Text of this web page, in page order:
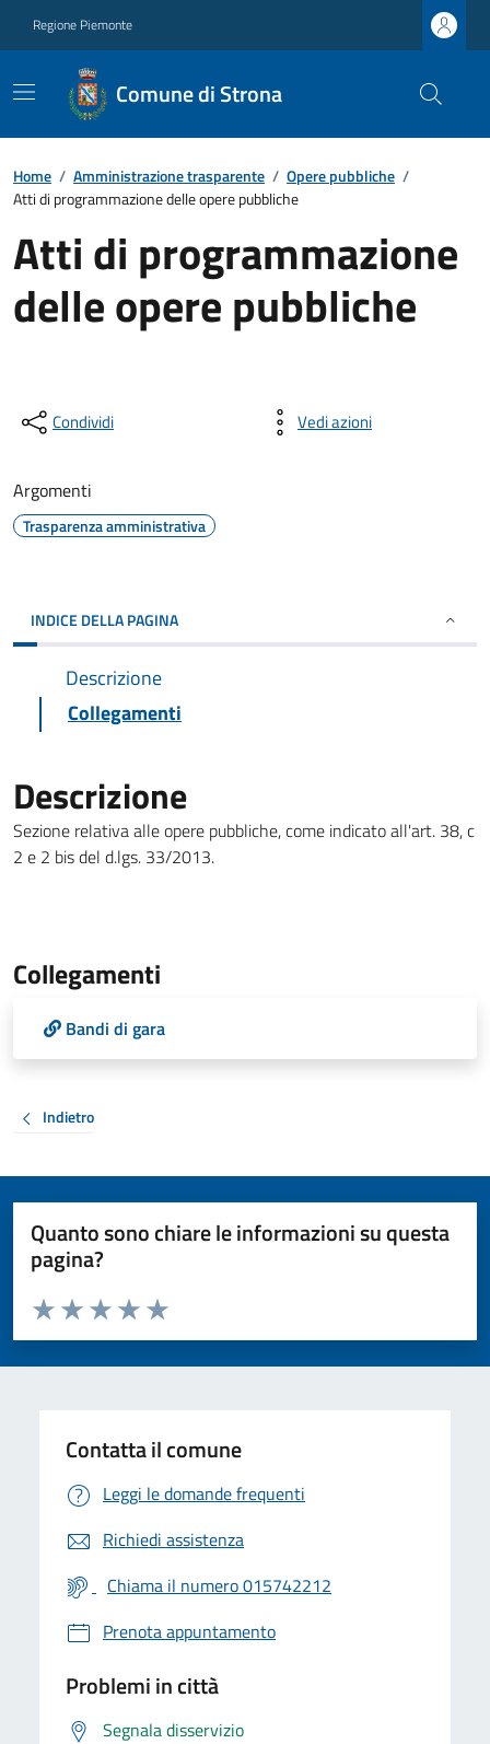
Regione Piemonte
Comune di Strona
Home / Amministrazione trasparente / Opere pubbliche /
Atti di programmazione delle opere pubbliche
Atti di programmazione
delle opere pubbliche
Condividi Vedi azioni
Argomenti
Trasparenza amministrativa
INDICE DELLA PAGINA
Descrizione
Collegamenti
Descrizione
Sezione relativa alle opere pubbliche, come indicato all'art. 38, c
2 e 2 bis del d.lgs. 33/2013.
Collegamenti
Bandi di gara
Indietro
Quanto sono chiare le informazioni su questa
pagina?
Valuta da 1 a 5 stelle la pagina
Valuta 5 stelle su 5
Valuta 4 stelle su 5
Valuta 3 stelle su 5
Valuta 2 stelle su 5
Valuta 1 stelle su 5
Contatta il comune
Leggi le domande frequenti
Richiedi assistenza
Chiama il numero 015742212
Prenota appuntamento
Problemi in città
Segnala disservizio